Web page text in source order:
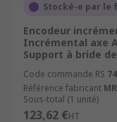
Stocké-e par le
Encodeur
Incrémental axe
Support à bride
Code commande RS
Référence fabricant
Sous-total (1 unité)
123,62 €HT